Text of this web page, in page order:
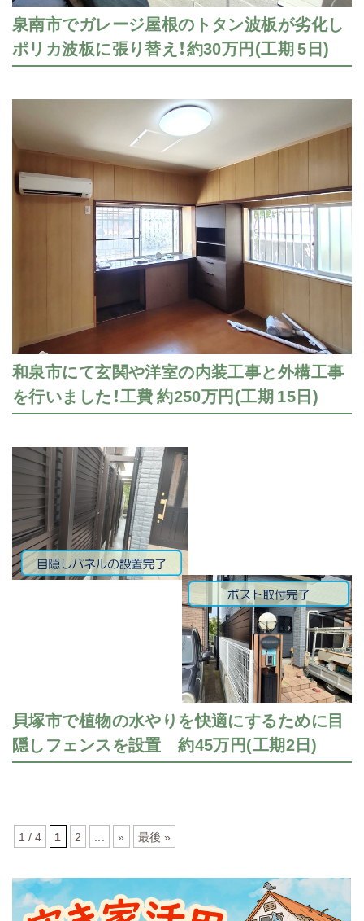
泉南市でガレージ屋根のトタン波板が劣化し
ポリカ波板に張り替え！約30万円(工期 5日)
和泉市にて玄関や洋室の内装工事と外構工事
を行いました！工費 約250万円(工期 15日)
貝塚市で植物の水やりを快適にするために目
隠しフェンスを設置 約45万円(工期2日)
1 / 4 1 2 » 最後 »